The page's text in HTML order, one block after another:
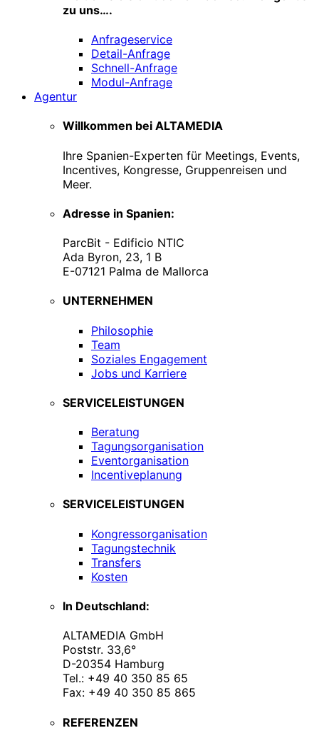
zu uns….
Anfrageservice
Detail-Anfrage
Schnell-Anfrage
Modul-Anfrage
Agentur
Willkommen bei ALTAMEDIA
Ihre Spanien-Experten für Meetings, Events,
Incentives, Kongresse, Gruppenreisen und
Meer.
Adresse in Spanien:
ParcBit - Edificio NTIC
Ada Byron, 23, 1 B
E-07121 Palma de Mallorca
UNTERNEHMEN
Philosophie
Team
Soziales Engagement
Jobs und Karriere
SERVICELEISTUNGEN
Beratung
Tagungsorganisation
Eventorganisation
Incentiveplanung
SERVICELEISTUNGEN
Kongressorganisation
Tagungstechnik
Transfers
Kosten
In Deutschland:
ALTAMEDIA GmbH
Poststr. 33,6°
D-20354 Hamburg
Tel.: +49 40 350 85 65
Fax: +49 40 350 85 865
REFERENZEN